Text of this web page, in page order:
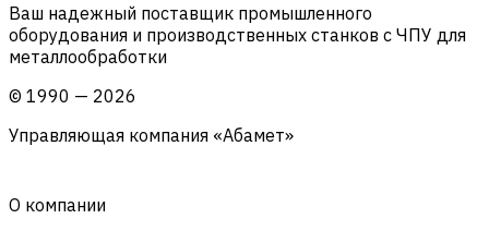
Ваш надежный поставщик промышленного
оборудования и производственных станков с ЧПУ для
металлообработки
© 1990 — 2026
Управляющая компания «Абамет»
О компании